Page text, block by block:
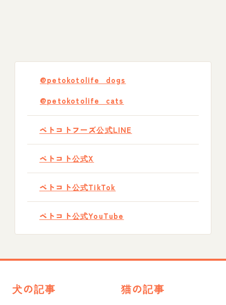
@petokotolife_dogs
@petokotolife_cats
ペトコトフーズ公式LINE
ペトコト公式X
ペトコト公式TikTok
ペトコト公式YouTube
犬の記事 猫の記事